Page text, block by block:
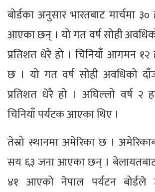
बोर्डका अनुसार भारतबाट मार्चमा
आएका छन् । यो गत वर्ष सोही
प्रतिशत धेरै हो । चिनियाँ आगमन
छ । यो गत वर्ष सोही अवधिको
प्रतिशत धेरै हो । अघिल्लो वर्ष २
चिनियाँ पर्यटक आएका थिए ।
तेस्रो स्थानमा अमेरिका छ ।
सय ६३ जना आएका छन् ।
४१ आएको नेपाल पर्यटन